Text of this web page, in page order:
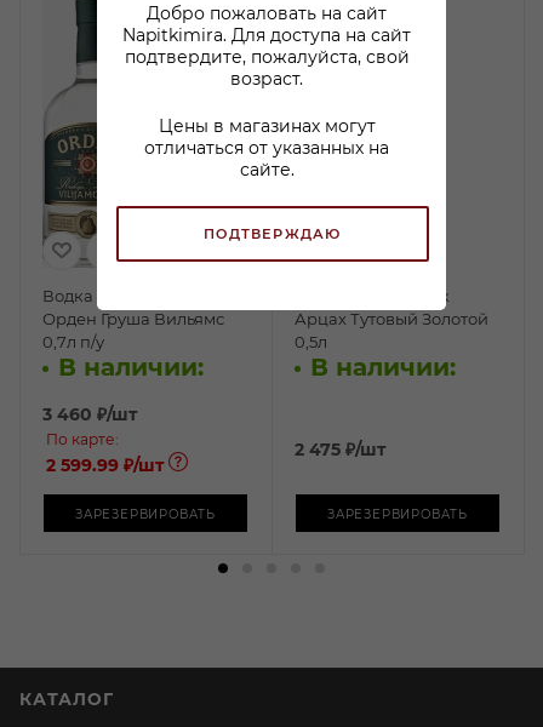
Добро пожаловать на сайт
Napitkimira. Для доступа на сайт
подтвердите, пожалуйста, свой
возраст.
Цены в магазинах могут
отличаться от указанных на
сайте.
ПОДТВЕРЖДАЮ
Водка плодовая Ракия
Орден Груша Вильямс
0,7л п/у
В наличии:
3 460 ₽/шт
По карте:
2 599.99 ₽/шт
ЗАРЕЗЕРВИРОВАТЬ
Спиртной напиток
Арцах Тутовый Золотой
0,5л
В наличии:
2 475 ₽/шт
ЗАРЕЗЕРВИРОВАТЬ
КАТАЛОГ